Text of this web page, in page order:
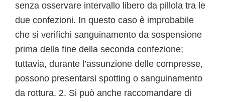
senza osservare intervallo libero da pillola tra le
due confezioni. In questo caso è improbabile
che si verifichi sanguinamento da sospensione
prima della fine della seconda confezione;
tuttavia, durante l’assunzione delle compresse,
possono presentarsi spotting o sanguinamento
da rottura. 2. Si può anche raccomandare di